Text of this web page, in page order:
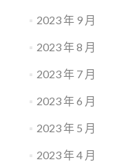
2023 年 9 月
2023 年 8 月
2023 年 7 月
2023 年 6 月
2023 年 5 月
2023 年 4 月